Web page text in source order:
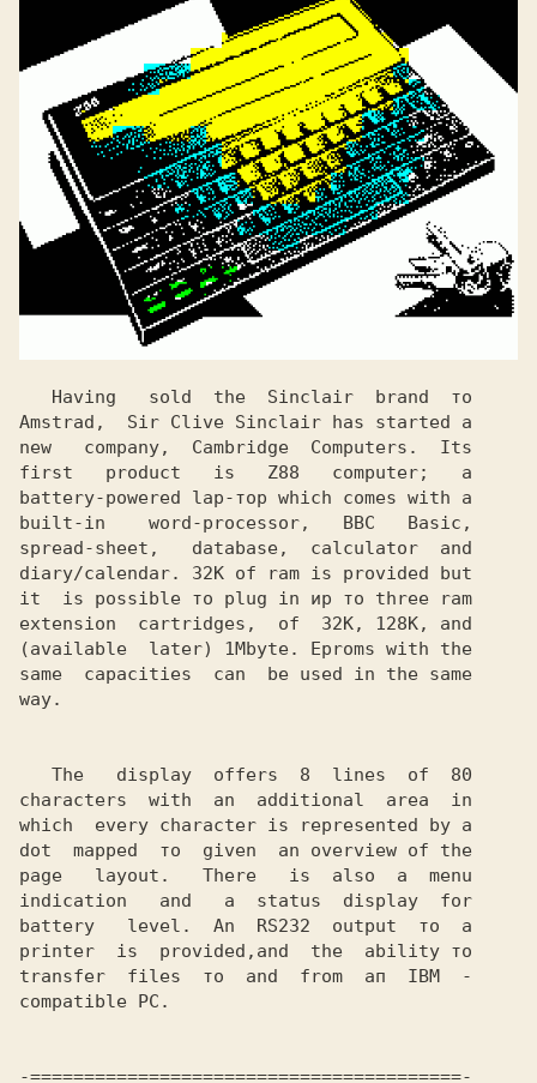
Having sold the Sinclair  brand
то
Amstrad,
Sir Clive Sinclair has started a
new
company, Cambridge Computers.
Its
first
product is Z88 computer;
a
battery-powered lap-тор which comes with a
built-in
word-processor, ВВС
Basic,
spread-sheet,
database, calculator
and
diary/calendar. 32K of ram is provided but
it
is possible то plug in ир то three ram
extension
cartridges, of
32K, 128K, and
(available
later) 1Mbyte. Eproms with the
same
capacities can
be used in the same
way.
The display offers 8  lines of
80
characters
with an additional area
in
which
every character is represented by a
dot  mapped  то  given
an overview of the
page
layout. There is  also a
menu
indication
and a status display
battery
level. An
RS232  output  то  а
printer  is  provided,and
the
ability то
transfer
files  то  and from ап
IBM  -
compatible РС.